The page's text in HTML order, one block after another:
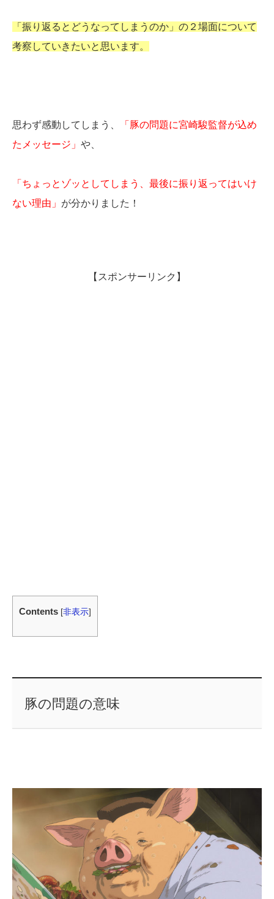
「振り返るとどうなってしまうのか」の２場面について
考察していきたいと思います。
思わず感動してしまう、
「豚の問題に宮崎駿監督が込め
たメッセージ」 や、
「ちょっとゾッとしてしまう、最後に振り返ってはいけ
ない理由」 が分かりました！
【スポンサーリンク】
Contents [非表示]
豚の問題の意味